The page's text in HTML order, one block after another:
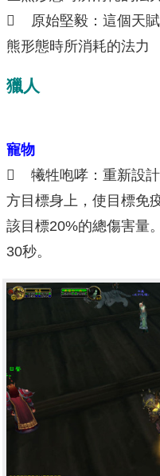
 原始堅毅：這個天賦
熊形態時所消耗的法力
獵人
寵物
 犧牲咆哮：重新設計
方目標身上，使目標免
該目標20%的總傷害量
30秒。